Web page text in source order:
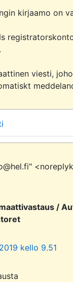
kirjaamo on
viesti,
/
kello 9.51